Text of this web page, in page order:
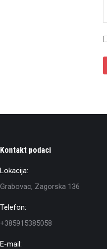
Kontakt podaci
Lokacija:
Grabovac, Zagorska 136
Telefon:
+385915385058
E-mail: